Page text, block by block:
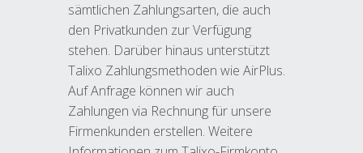
sämtlichen Zahlungsarten, die auch
den Privatkunden zur Verfügung
stehen. Darüber hinaus unterstützt
Talixo Zahlungsmethoden wie AirPlus.
Auf Anfrage können wir auch
Zahlungen via Rechnung für unsere
Firmenkunden erstellen. Weitere